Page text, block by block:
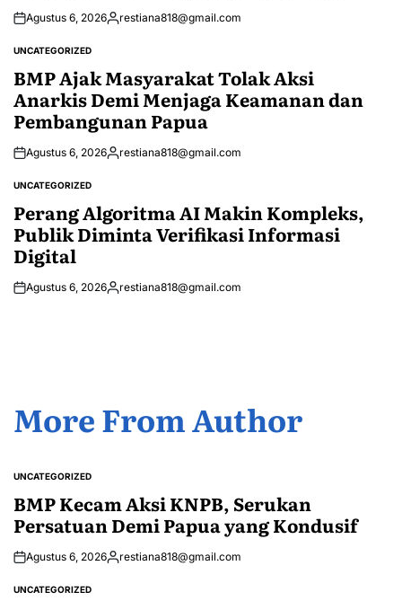
Agustus 6, 2026Posted
restiana818@gmail.com
POSTED
UNCATEGORIZED
BMP Ajak Masyarakat Tolak Aksi
Anarkis Demi Menjaga Keamanan dan
Pembangunan Papua
Agustus 6, 2026Posted
restiana818@gmail.com
POSTED
UNCATEGORIZED
Perang Algoritma AI Makin Kompleks,
Publik Diminta Verifikasi Informasi
Digital
Agustus 6, 2026Posted
restiana818@gmail.com
More From Author
POSTED
UNCATEGORIZED
BMP Kecam Aksi KNPB, Serukan
Persatuan Demi Papua yang Kondusif
Agustus 6, 2026Posted
restiana818@gmail.com
POSTED
UNCATEGORIZED